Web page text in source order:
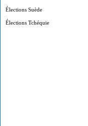
Élections Suède
Élections Tchéquie